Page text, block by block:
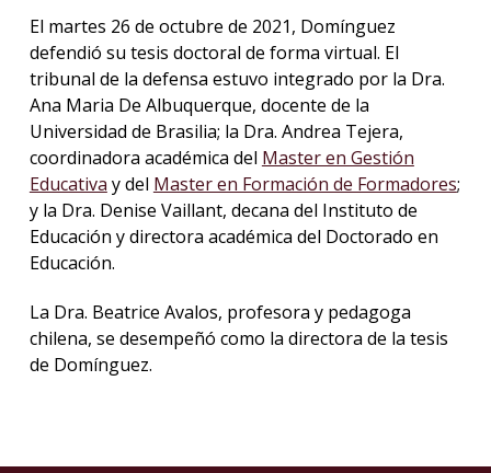
El martes 26 de octubre de 2021, Domínguez
defendió su tesis doctoral de forma virtual. El
tribunal de la defensa estuvo integrado por la Dra.
Ana Maria De Albuquerque, docente de la
Universidad de Brasilia; la Dra. Andrea Tejera,
coordinadora académica del Master en Gestión
Educativa y del Master en Formación de Formadores;
y la Dra. Denise Vaillant, decana del Instituto de
Educación y directora académica del Doctorado en
Educación.
La Dra. Beatrice Avalos, profesora y pedagoga
chilena, se desempeñó como la directora de la tesis
de Domínguez.